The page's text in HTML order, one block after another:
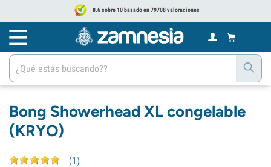
8.6 sobre 10 basado en 79708 valoraciones
Bong Showerhead XL congelable
(KRYO)
(1)